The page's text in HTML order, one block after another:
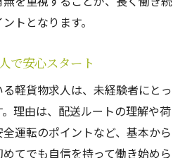
トとなります。
で安心スタート
軽貨物求人は、未経験者にとっ
理由は、配送ルートの理解や荷
運転のポイントなど、基本から
てでも自信を持って働き始めら